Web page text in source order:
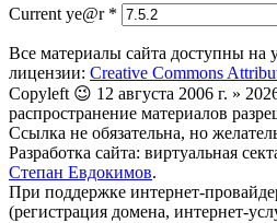
Current ye@r *
Все материалы сайта доступны на
лицензии: Creative Commons
Copyleft 😉 12 августа 2006 г. »
распространение материалов
Ссылка не обязательна, но
Разработка сайта: виртуальная
Степан Евдокимов.
При поддержке интернет-
(регистрация домена, интернет-